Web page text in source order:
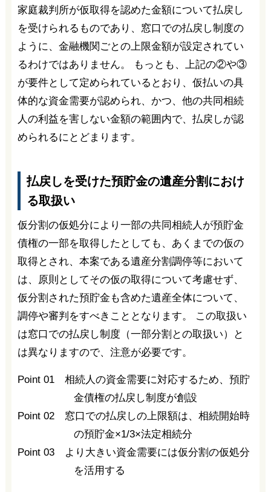
家庭裁判所が仮取得を認めた金額について払戻し
を受けられるものであり、窓口での払戻し制度の
ように、金融機関ごとの上限金額が設定されてい
るわけではありません。 もっとも、上記の②や③
が要件として定められているとおり、仮払いの具
体的な資金需要が認められ、かつ、他の共同相続
人の利益を害しない金額の範囲内で、払戻しが認
められるにとどまります。
払戻しを受けた預貯金の遺産分割におけ
る取扱い
仮分割の仮処分により一部の共同相続人が預貯金
債権の一部を取得したとしても、あくまでの仮の
取得とされ、本案である遺産分割調停等において
は、原則としてその仮の取得について考慮せず、
仮分割された預貯金も含めた遺産全体について、
調停や審判をすべきこととなります。 この取扱い
は窓口での払戻し制度（一部分割との取扱い）と
は異なりますので、注意が必要です。
Point 01 相続人の資金需要に対応するため、預貯
金債権の払戻し制度が創設
Point 02 窓口での払戻しの上限額は、相続開始時
の預貯金×1/3×法定相続分
Point 03 より大きい資金需要には仮分割の仮処分
を活用する